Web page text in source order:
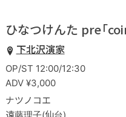
ひなつけんた pre「
下北沢演家
OP/ST 12:00/12:30
ADV ¥3,000
ナツノコエ